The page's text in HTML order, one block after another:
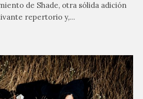
de Shade, otra sólida adición
repertorio y,…